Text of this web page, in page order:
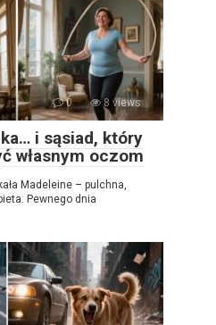
0 8 views
i sąsiad, który
własnym oczom
Madeleine – pulchna,
Pewnego dnia